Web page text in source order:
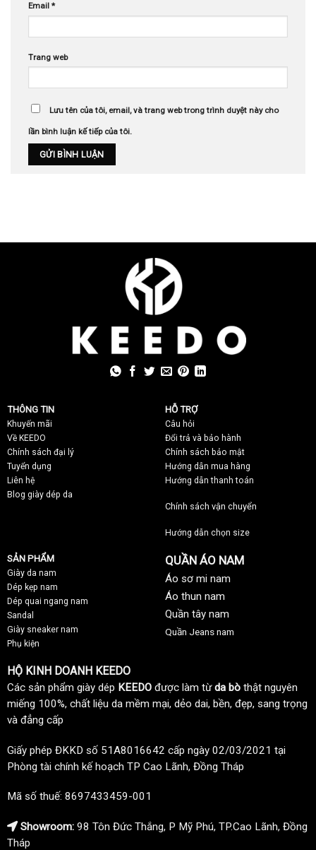
Email *
Trang web
Lưu tên của tôi, email, và trang web trong trình duyệt này cho
lần bình luận kế tiếp của tôi.
THÔNG TIN
Khuyến mãi
Về KEEDO
Chính sách đại lý
Tuyển dụng
Liên hệ
Blog giày dép da
HỖ TRỢ
Câu hỏi
Đổi trả và bảo hành
Chính sách bảo mật
Hướng dẫn mua hàng
Hướng dẫn thanh toán
Chính sách vận chuyển
Hướng dẫn chọn size
SẢN PHẨM
Giày da nam
Dép kẹp nam
Dép quai ngang nam
Sandal
Giày sneaker nam
Phụ kiện
QUẦN ÁO NAM
Áo sơ mi nam
Áo thun nam
Quần tây nam
Quần Jeans nam
HỘ KINH DOANH KEEDO
Các sản phẩm giày dép KEEDO được làm từda bò thật nguyên
miếng 100%, chất liệu da mềm mại, dẻo dai, bền, đẹp, sang trọng
và đẳng cấp
Giấy phép ĐKKD số 51A8016642 cấp ngày 02/03/2021 tại
Phòng tài chính kế hoạch TP Cao Lãnh, Đồng Tháp
Mã số thuế: 8697433459-001
Showroom: 98 Tôn Đức Thắng, P Mỹ Phú, TP.Cao Lãnh, Đồng
Tháp